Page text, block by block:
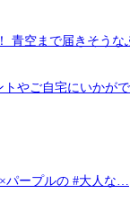
青空まで届きそう
トやご自宅にいかが
パープルの #大人な…